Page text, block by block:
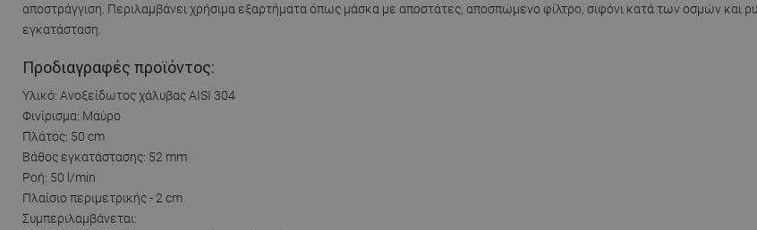
αποστράγγιση. Περιλαμβάνει χρήσιμα εξαρτήματα όπως μάσκα με αποστάτες, αποσπώμενο φίλτρο, σιφόνι κατά των οσμών και
εγκατάσταση.
Προδιαγραφές προϊόντος:
Υλικό: Ανοξείδωτος χάλυβας AISI 304
Φινίρισμα: Μαύρο
Πλάτος: 50 cm
Βάθος εγκατάστασης: 52 mm
Ροή: 50 l/min
Πλαίσιο περιμετρικής - 2 cm
Συμπεριλαμβάνεται: